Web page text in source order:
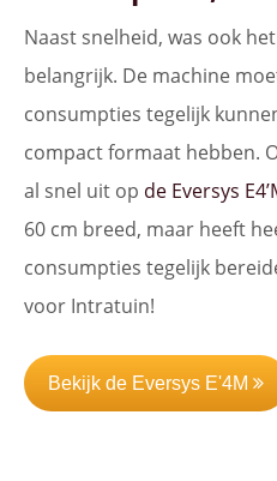
Naast snelheid, was ook
belangrijk. De machine
consumpties tegelijk
compact formaat hebben.
al snel uit op de Eversys
60 cm breed, maar heeft
consumpties tegelijk
voor Intratuin!
Bekijk de Eversys E'4M